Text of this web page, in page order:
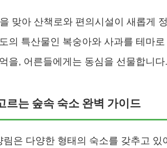
맞아 산책로와 편의시설이 새롭게
의 특산물인 복숭아와 사과를 테마
을, 어른들에게는 동심을 선물합니다.
르는 숲속 숙소 완벽 가이드
림은 다양한 형태의 숙소를 갖추고